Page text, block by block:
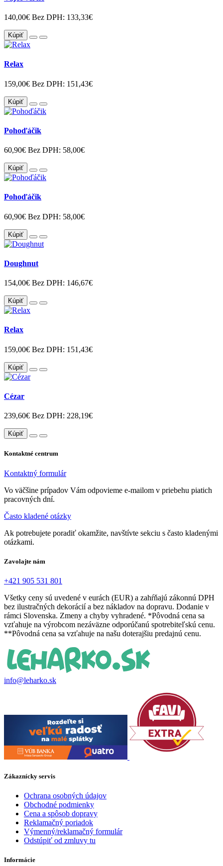
140,00€ Bez DPH: 133,33€
Kúpiť
Relax
159,00€ Bez DPH: 151,43€
Kúpiť
Pohoďáčik
60,90€ Bez DPH: 58,00€
Kúpiť
Pohoďáčik
60,90€ Bez DPH: 58,00€
Kúpiť
Doughnut
154,00€ Bez DPH: 146,67€
Kúpiť
Relax
159,00€ Bez DPH: 151,43€
Kúpiť
Cézar
239,60€ Bez DPH: 228,19€
Kúpiť
Kontaktné centrum
Kontaktný formulár
Vo väčšine prípadov Vám odpovieme e-mailom v priebehu piatich
pracovných dní.
Často kladené otázky
Ak potrebujete poradiť okamžite, navštívte sekciu s často kladenými
otázkami.
Zavolajte nám
+421 905 531 801
Všetky ceny sú uvedené v eurách (EUR) a zahŕňajú zákonnú DPH
bez ilustračných dekorácií a bez nákladov na dopravu. Dodanie v
rámci Slovenska. Zmeny a chyby vyhradené. *Pôvodná cena sa
vzťahuje na výrobcom nezáväzne odporúčanú spotrebiteľskú cenu.
**Pôvodná cena sa vzťahuje na našu doterajšiu predajnú cenu.
info@leharko.sk
Zákaznícky servis
Ochrana osobných údajov
Obchodné podmienky
Cena a spôsob dopravy
Reklamačný poriadok
Výmenný/reklamačný formulár
Odstúpiť od zmluvy tu
Informácie